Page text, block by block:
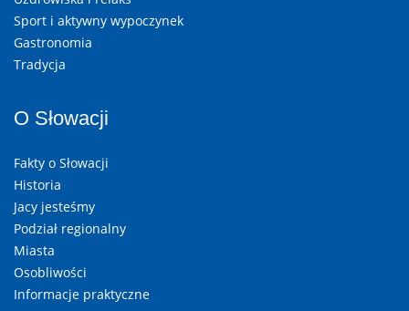
Sport i aktywny wypoczynek
Gastronomia
Tradycja
O Słowacji
Fakty o Słowacji
Historia
Jacy jesteśmy
Podział regionalny
Miasta
Osobliwości
Informacje praktyczne